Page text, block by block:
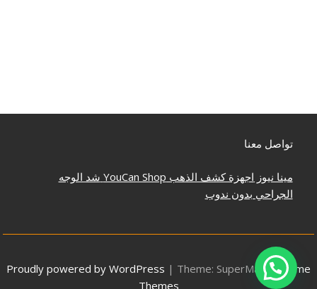
تواصل معنا
مينا نيوز اجهزة كشف الذهب YouCan Shop شد الوجه
الجراحي بدون ندوب
Proudly powered by WordPress | Theme: SuperMag by Acme
Themes